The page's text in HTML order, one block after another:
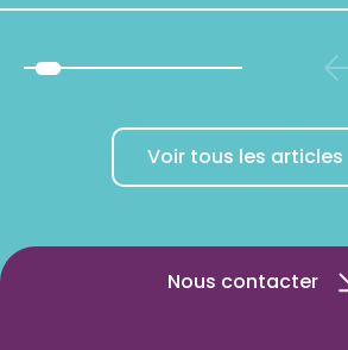
Voir tous les articles
Nous contacter